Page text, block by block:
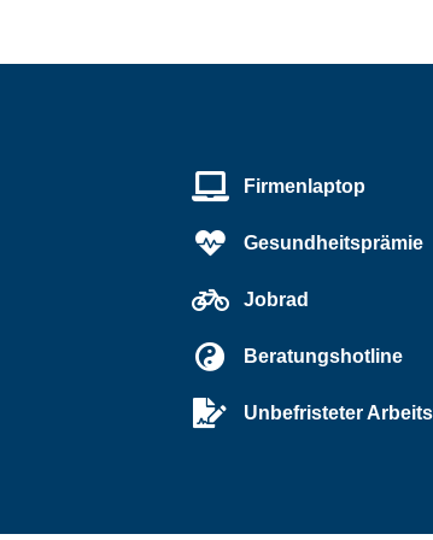
Firmenlaptop
Gesundheitsprämie
Jobrad
Beratungshotline
Unbefristeter